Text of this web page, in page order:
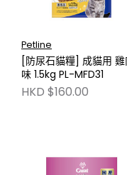
Petline
[防尿石貓糧] 成貓用 雞
味 1.5kg PL-MFD31
HKD $160.00